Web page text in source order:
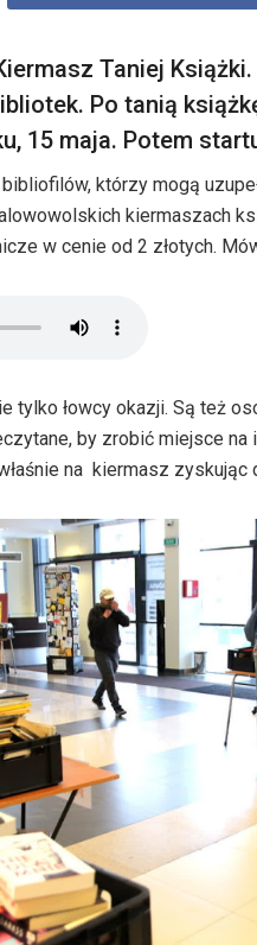
Taniej
Po tanią
15 maja. Potem
którzy mogą
kiermaszach
w cenie od 2 złotych.
tylko łowcy okazji. Są też
by zrobić miejsce na
na kiermasz zyskując